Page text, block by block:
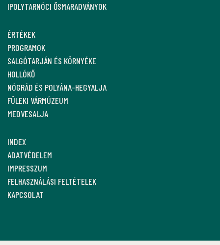
IPOLYTARNÓCI ŐSMARADVÁNYOK
ÉRTÉKEK
PROGRAMOK
SALGÓTARJÁN ÉS KÖRNYÉKE
HOLLÓKŐ
NÓGRÁD ÉS POLYÁNA-HEGYALJA
FÜLEKI VÁRMÚZEUM
MEDVESALJA
INDEX
ADATVÉDELEM
IMPRESSZUM
FELHASZNÁLÁSI FELTÉTELEK
KAPCSOLAT